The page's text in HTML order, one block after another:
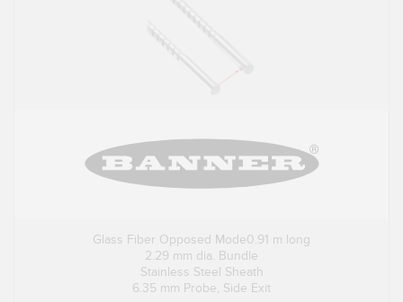
Glass Fiber Opposed Mode0.91 m long
2.29 mm dia. Bundle
Stainless Steel Sheath
6.35 mm Probe, Side Exit